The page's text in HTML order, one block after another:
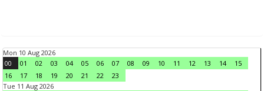
Mon 10 Aug 2026
00
01 02 03 04 05 06 07 08 09 10 11 12 13 14
15
16
17 18 19 20 21 22
23
Tue 11 Aug 2026